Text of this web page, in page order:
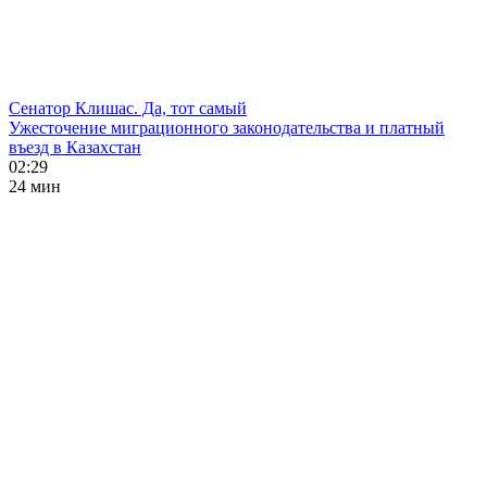
Сенатор Клишас. Да, тот самый
Ужесточение миграционного законодательства и платный
въезд в Казахстан
02:29
24 мин